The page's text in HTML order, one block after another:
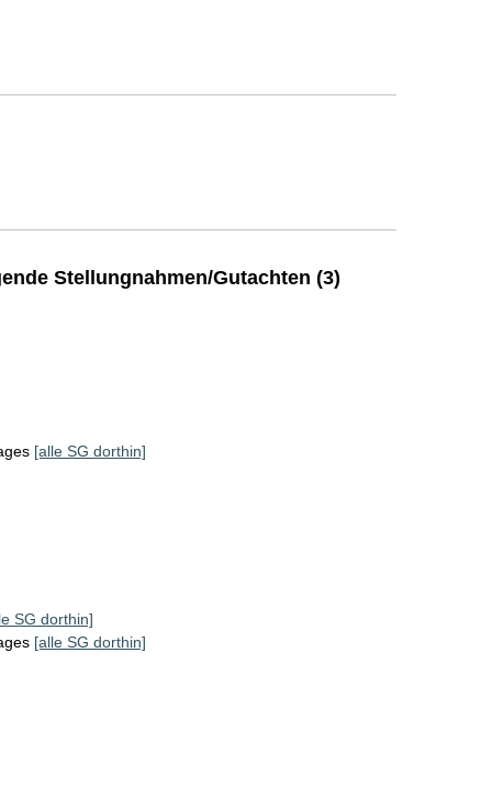
Stellungnahmen/Gutachten (3)
[alle SG dorthin]
SG dorthin]
[alle SG dorthin]